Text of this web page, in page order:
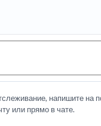
напишите на
или прямо в чате.